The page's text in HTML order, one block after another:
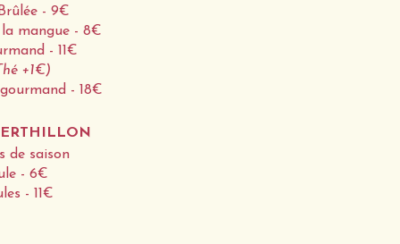
- 9€
mangue - 8€
- 11€
+1€)
- 18€
de saison
- 6€
- 11€